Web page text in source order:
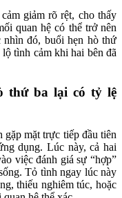
giảm rõ rệt, cho thấy
quan hệ có thể trở nên
nhìn đó, buổi hẹn hò thứ
tình cảm khi hai bên đã
thứ ba lại có tỷ lệ
mặt trực tiếp đầu tiên
dụng. Lúc này, cả hai
việc đánh giá sự “hợp”
Tỏ tình ngay lúc này
thiếu nghiêm túc, hoặc